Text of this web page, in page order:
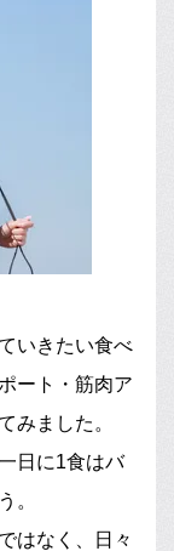
いきたい食べ
ート・筋肉ア
みました。
日に1食はバ
。
はなく、日々